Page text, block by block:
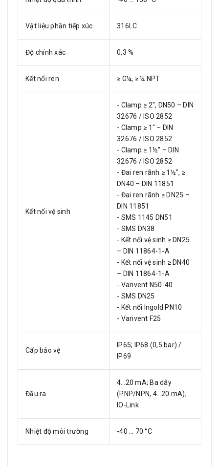
Vật liệu phần tiếp xúc 316LC
Độ chính xác 0,3 %
Kết nối ren ≥ G¼, ≥ ¼ NPT
Kết nối vệ sinh
- Clamp ≥ 2", DN50 – DIN
32676 / ISO 2852
- Clamp ≥ 1" – DIN
32676 / ISO 2852
- Clamp ≥ 1½" – DIN
32676 / ISO 2852
- Đai ren rãnh ≥ 1½", ≥
DN40 – DIN 11851
- Đai ren rãnh ≥ DN25 –
DIN 11851
- SMS 1145 DN51
- SMS DN38
- Kết nối vệ sinh ≥ DN25
– DIN 11864-1-A
- Kết nối vệ sinh ≥ DN40
– DIN 11864-1-A
- Varivent N50-40
- SMS DN25
- Kết nối Ingold PN10
- Varivent F25
Cấp bảo vệ
IP65; IP68 (0,5 bar) /
IP69
Đầu ra
4…20 mA; Ba dây
(PNP/NPN, 4…20 mA);
IO-Link
Nhiệt độ môi trường -40 … 70 °C